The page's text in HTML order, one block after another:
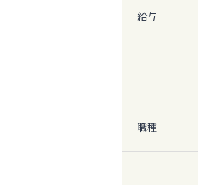
給与
職種